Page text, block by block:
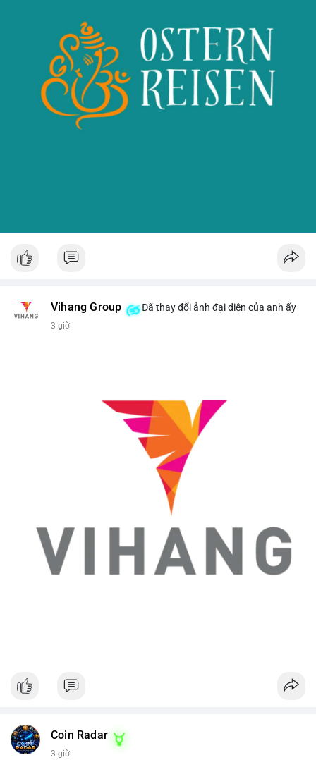
Vihang Group Đã thay đổi ảnh đại diện của anh ấy
3 giờ
Coin Radar
3 giờ